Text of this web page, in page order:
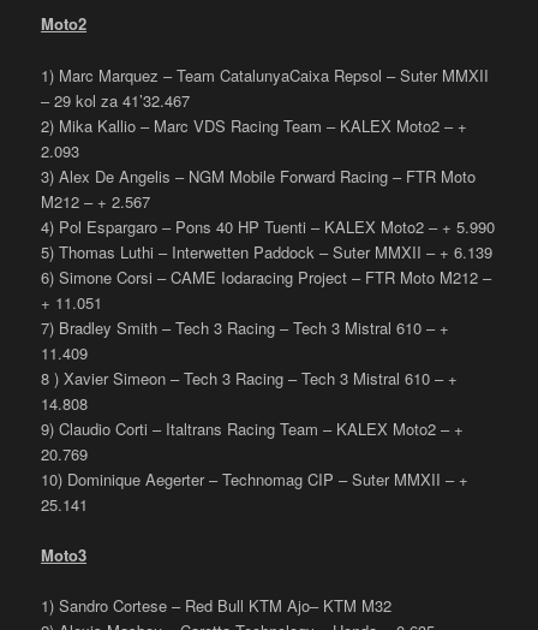
Moto2
1) Marc Marquez – Team CatalunyaCaixa Repsol – Suter MMXII
– 29 kol za 41’32.467
2) Mika Kallio – Marc VDS Racing Team – KALEX Moto2 – +
2.093
3) Alex De Angelis – NGM Mobile Forward Racing – FTR Moto
M212 – + 2.567
4) Pol Espargaro – Pons 40 HP Tuenti – KALEX Moto2 – + 5.990
5) Thomas Luthi – Interwetten Paddock – Suter MMXII – + 6.139
6) Simone Corsi – CAME Iodaracing Project – FTR Moto M212 –
+ 11.051
7) Bradley Smith – Tech 3 Racing – Tech 3 Mistral 610 – +
11.409
8 ) Xavier Simeon – Tech 3 Racing – Tech 3 Mistral 610 – +
14.808
9) Claudio Corti – Italtrans Racing Team – KALEX Moto2 – +
20.769
10) Dominique Aegerter – Technomag CIP – Suter MMXII – +
25.141
Moto3
1) Sandro Cortese – Red Bull KTM Ajo– KTM M32